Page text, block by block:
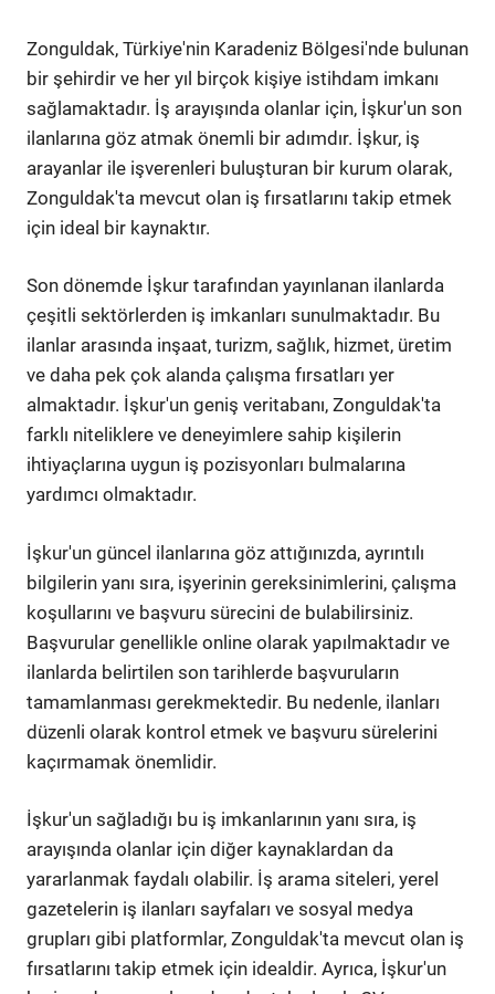
Zonguldak, Türkiye'nin Karadeniz Bölgesi'nde bulunan
bir şehirdir ve her yıl birçok kişiye istihdam imkanı
sağlamaktadır. İş arayışında olanlar için, İşkur'un son
ilanlarına göz atmak önemli bir adımdır. İşkur, iş
arayanlar ile işverenleri buluşturan bir kurum olarak,
Zonguldak'ta mevcut olan iş fırsatlarını takip etmek
için ideal bir kaynaktır.
Son dönemde İşkur tarafından yayınlanan ilanlarda
çeşitli sektörlerden iş imkanları sunulmaktadır. Bu
ilanlar arasında inşaat, turizm, sağlık, hizmet, üretim
ve daha pek çok alanda çalışma fırsatları yer
almaktadır. İşkur'un geniş veritabanı, Zonguldak'ta
farklı niteliklere ve deneyimlere sahip kişilerin
ihtiyaçlarına uygun iş pozisyonları bulmalarına
yardımcı olmaktadır.
İşkur'un güncel ilanlarına göz attığınızda, ayrıntılı
bilgilerin yanı sıra, işyerinin gereksinimlerini, çalışma
koşullarını ve başvuru sürecini de bulabilirsiniz.
Başvurular genellikle online olarak yapılmaktadır ve
ilanlarda belirtilen son tarihlerde başvuruların
tamamlanması gerekmektedir. Bu nedenle, ilanları
düzenli olarak kontrol etmek ve başvuru sürelerini
kaçırmamak önemlidir.
İşkur'un sağladığı bu iş imkanlarının yanı sıra, iş
arayışında olanlar için diğer kaynaklardan da
yararlanmak faydalı olabilir. İş arama siteleri, yerel
gazetelerin iş ilanları sayfaları ve sosyal medya
grupları gibi platformlar, Zonguldak'ta mevcut olan iş
fırsatlarını takip etmek için idealdir. Ayrıca, İşkur'un